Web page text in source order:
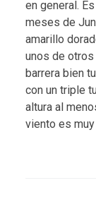
en general.
meses de
amarillo
unos de
barrera bien
con un triple
altura al
viento es